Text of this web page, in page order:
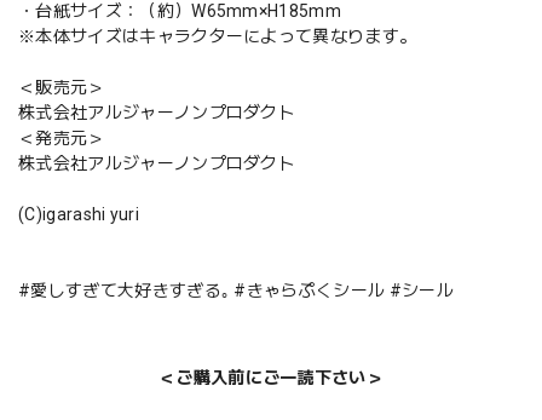
・台紙サイズ：（約）W65mm×H185mm
※本体サイズはキャラクターによって異なります。
＜販売元＞
株式会社アルジャーノンプロダクト
＜発売元＞
株式会社アルジャーノンプロダクト
(C)igarashi yuri
#愛しすぎて大好きすぎる｡ #きゃらぷくシール #シール
＜ご購入前にご一読下さい＞